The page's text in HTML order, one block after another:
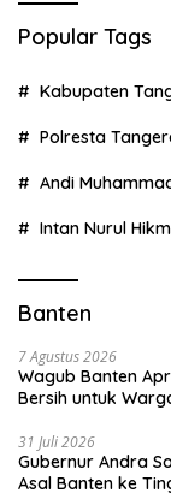
Popular Tags
Kabupaten
Polresta
Andi
Intan Nurul
Banten
7 Agustus 2026
Wagub Banten
Bersih untuk
31 Juli 2026
Gubernur Andra
Asal Banten ke